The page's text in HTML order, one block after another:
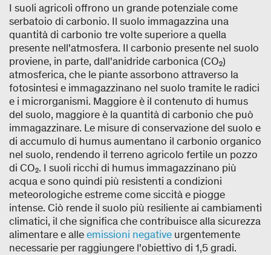
I suoli agricoli offrono un grande potenziale come
serbatoio di carbonio. Il suolo immagazzina una
quantità di carbonio tre volte superiore a quella
presente nell'atmosfera. Il carbonio presente nel suolo
proviene, in parte, dall'anidride carbonica (CO₂)
atmosferica, che le piante assorbono attraverso la
fotosintesi e immagazzinano nel suolo tramite le radici
e i microrganismi. Maggiore è il contenuto di humus
del suolo, maggiore è la quantità di carbonio che può
immagazzinare. Le misure di conservazione del suolo e
di accumulo di humus aumentano il carbonio organico
nel suolo, rendendo il terreno agricolo fertile un pozzo
di CO₂. I suoli ricchi di humus immagazzinano più
acqua e sono quindi più resistenti a condizioni
meteorologiche estreme come siccità e piogge
intense. Ciò rende il suolo più resiliente ai cambiamenti
climatici, il che significa che contribuisce alla sicurezza
alimentare e alleemissioni negative urgentemente
necessarie per raggiungere l'obiettivo di 1,5 gradi.